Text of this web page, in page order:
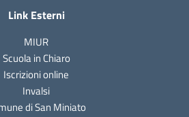
Link Esterni
MIUR
Scuola in Chiaro
Iscrizioni online
Invalsi
di San Miniato